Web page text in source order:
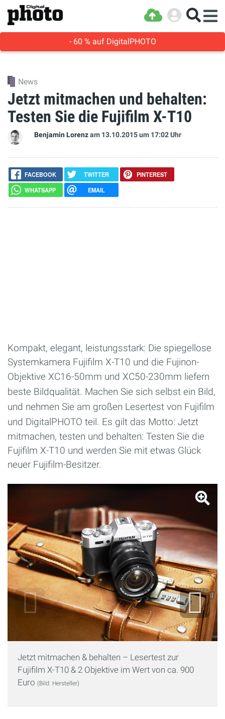
- 60 % auf DigitalPHOTO
News
Jetzt mitmachen und behalten:
Testen Sie die Fujifilm X-T10
Benjamin Lorenzam 13.10.2015um 17:02 Uhr
FACEBOOK TWITTER
PINTEREST
WHATSAPP
EMAIL
Kompakt, elegant, leistungsstark: Die spiegellose
Systemkamera Fujifilm X-T10 und die Fujinon-
Objektive XC16-50mm und XC50-230mm liefern
beste Bildqualität. Machen Sie sich selbst ein Bild,
und nehmen Sie am großen Lesertest von Fujifilm
und DigitalPHOTO teil. Es gilt das Motto: Jetzt
mitmachen, testen und behalten: Testen Sie die
Fujifilm X-T10 und werden Sie mit etwas Glück
neuer Fujifilm-Besitzer.
Jetzt mitmachen & behalten – Lesertest zur
Fujifilm X-T10 & 2 Objektive im Wert von ca. 900
Euro (Bild: Hersteller)